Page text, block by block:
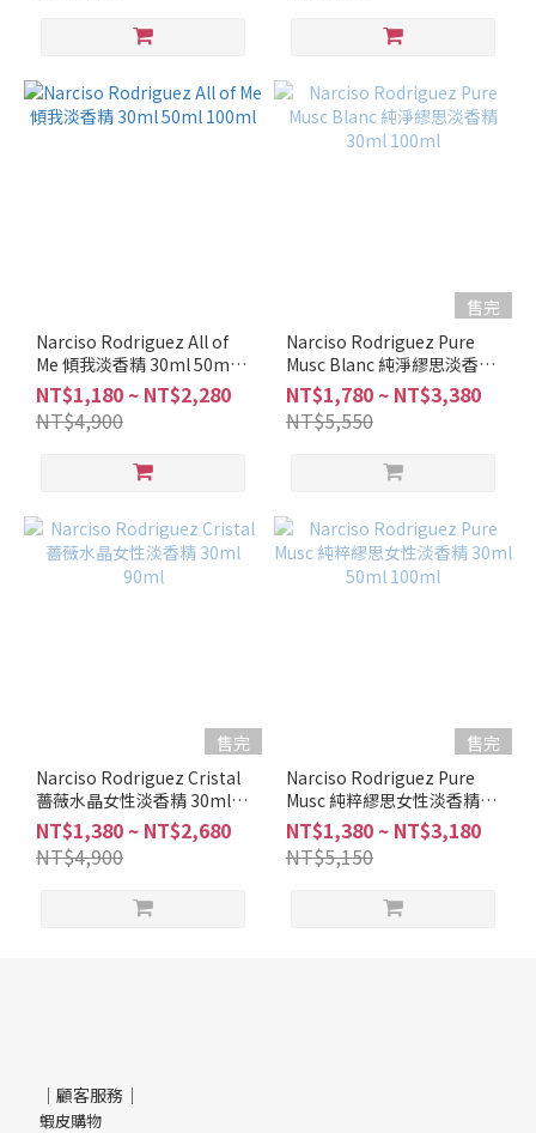
Narciso Rodriguez All of
Me 傾我淡香精 30ml 50ml
100ml
NT$1,180 ~ NT$2,280
NT$4,900
售完
Narciso Rodriguez Pure
Musc Blanc 純淨繆思淡香精
30ml 100ml
NT$1,780 ~ NT$3,380
NT$5,550
售完
Narciso Rodriguez Cristal
薔薇水晶女性淡香精 30ml
90ml
NT$1,380 ~ NT$2,680
NT$4,900
售完
Narciso Rodriguez Pure
Musc 純粹繆思女性淡香精
30ml 50ml 100ml
NT$1,380 ~ NT$3,180
NT$5,150
｜顧客服務｜
蝦皮購物